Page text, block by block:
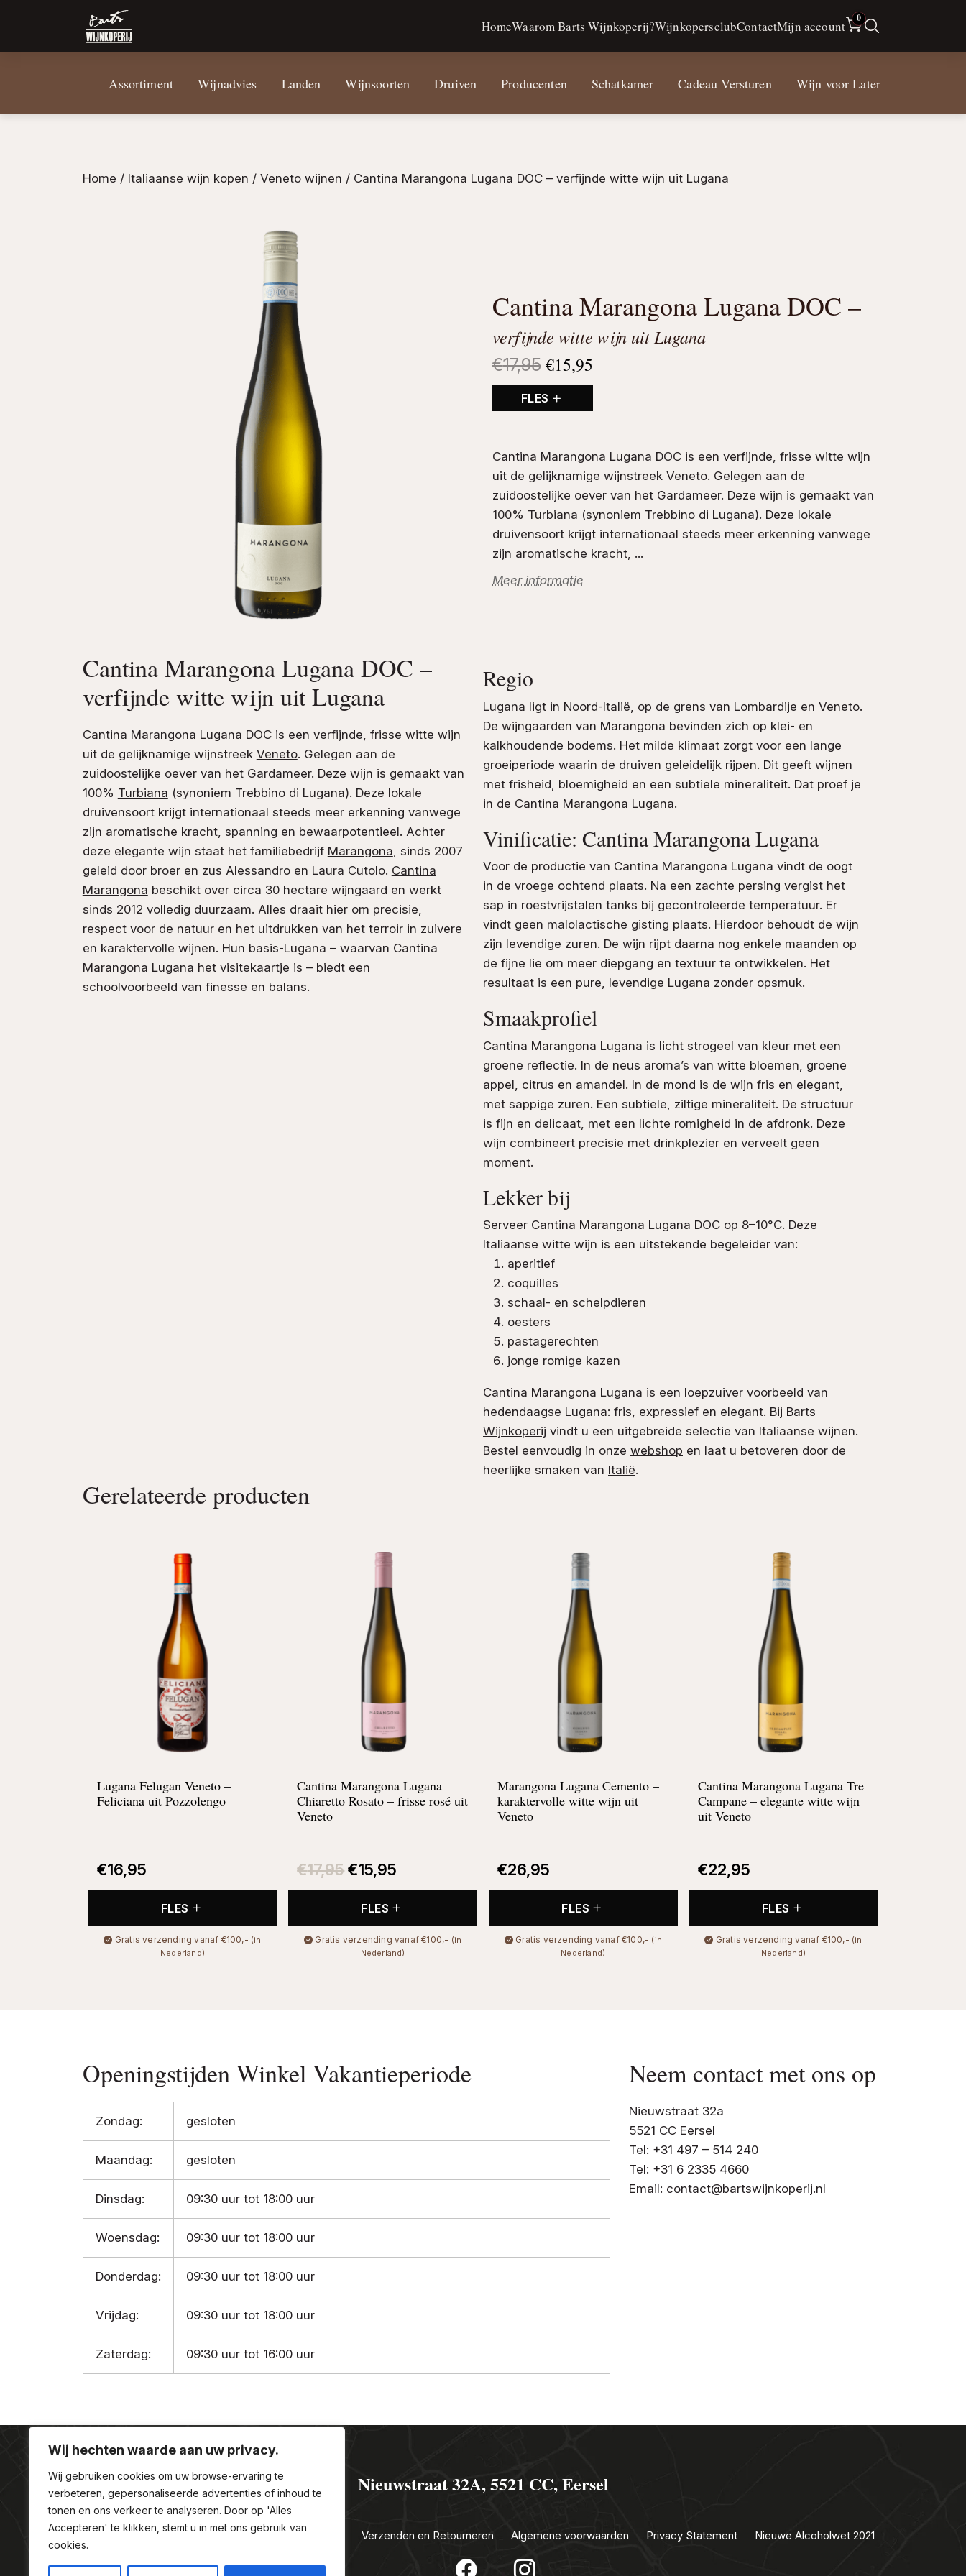
Wij hechten waarde aan uw privacy.
Wij gebruiken cookies om uw browse-ervaring te
verbeteren, gepersonaliseerde advertenties of inhoud te
tonen en ons verkeer te analyseren. Door op 'Alles
Accepteren' te klikken, stemt u in met ons gebruik van
cookies.
HomeWaarom Barts Wijnkoperij?WijnkopersclubContactMijn account
0
Assortiment Wijnadvies Landen Wijnsoorten Druiven Producenten Schatkamer Cadeau Versturen Wijn voor Later
Home / Italiaanse wijn kopen / Veneto wijnen / Cantina Marangona Lugana DOC – verfijnde witte wijn uit Lugana
Cantina Marangona Lugana DOC –
verfijnde witte wijn uit Lugana
€17,95 Oorspronkelijke
prijs
was:
€15,95Huidige
prijs
is:
FLES
Cantina Marangona Lugana DOC is een verfijnde, frisse witte wijn
uit de gelijknamige wijnstreek Veneto. Gelegen aan de
zuidoostelijke oever van het Gardameer. Deze wijn is gemaakt van
100% Turbiana (synoniem Trebbino di Lugana). Deze lokale
druivensoort krijgt internationaal steeds meer erkenning vanwege
zijn aromatische kracht, ...
Meer informatie
Cantina Marangona Lugana DOC –
verfijnde witte wijn uit Lugana
Cantina Marangona Lugana DOC is een verfijnde, frisse witte wijn
uit de gelijknamige wijnstreek Veneto. Gelegen aan de
zuidoostelijke oever van het Gardameer. Deze wijn is gemaakt van
100% Turbiana (synoniem Trebbino di Lugana). Deze lokale
druivensoort krijgt internationaal steeds meer erkenning vanwege
zijn aromatische kracht, spanning en bewaarpotentieel. Achter
deze elegante wijn staat het familiebedrijf Marangona, sinds 2007
geleid door broer en zus Alessandro en Laura Cutolo. Cantina
Marangona beschikt over circa 30 hectare wijngaard en werkt
sinds 2012 volledig duurzaam. Alles draait hier om precisie,
respect voor de natuur en het uitdrukken van het terroir in zuivere
en karaktervolle wijnen. Hun basis-Lugana – waarvan Cantina
Marangona Lugana het visitekaartje is – biedt een
schoolvoorbeeld van finesse en balans.
Regio
Lugana ligt in Noord-Italië, op de grens van Lombardije en Veneto.
De wijngaarden van Marangona bevinden zich op klei- en
kalkhoudende bodems. Het milde klimaat zorgt voor een lange
groeiperiode waarin de druiven geleidelijk rijpen. Dit geeft wijnen
met frisheid, bloemigheid en een subtiele mineraliteit. Dat proef je
in de Cantina Marangona Lugana.
Vinificatie: Cantina Marangona Lugana
Voor de productie van Cantina Marangona Lugana vindt de oogt
in de vroege ochtend plaats. Na een zachte persing vergist het
sap in roestvrijstalen tanks bij gecontroleerde temperatuur. Er
vindt geen malolactische gisting plaats. Hierdoor behoudt de wijn
zijn levendige zuren. De wijn rijpt daarna nog enkele maanden op
de fijne lie om meer diepgang en textuur te ontwikkelen. Het
resultaat is een pure, levendige Lugana zonder opsmuk.
Smaakprofiel
Cantina Marangona Lugana is licht strogeel van kleur met een
groene reflectie. In de neus aroma’s van witte bloemen, groene
appel, citrus en amandel. In de mond is de wijn fris en elegant,
met sappige zuren. Een subtiele, ziltige mineraliteit. De structuur
is fijn en delicaat, met een lichte romigheid in de afdronk. Deze
wijn combineert precisie met drinkplezier en verveelt geen
moment.
Lekker bij
Serveer Cantina Marangona Lugana DOC op 8–10°C. Deze
Italiaanse witte wijn is een uitstekende begeleider van:
aperitief
coquilles
schaal- en schelpdieren
oesters
pastagerechten
jonge romige kazen
Cantina Marangona Lugana is een loepzuiver voorbeeld van
hedendaagse Lugana: fris, expressief en elegant. Bij Barts
Wijnkoperij vindt u een uitgebreide selectie van Italiaanse wijnen.
Bestel eenvoudig in onze webshop en laat u betoveren door de
heerlijke smaken van Italië.
Gerelateerde producten
Lugana Felugan Veneto –
Feliciana uit Pozzolengo
€16,95
FLES
Gratis verzending vanaf €100,- (in
Nederland)
Cantina Marangona Lugana
Chiaretto Rosato –frisse rosé uit
Veneto
€17,95 was:
€15,95
FLES
Gratis verzending vanaf €100,- (in
Nederland)
Marangona Lugana Cemento –
karaktervolle witte wijn uit
Veneto
€26,95
FLES
Gratis verzending vanaf €100,- (in
Nederland)
Cantina Marangona Lugana Tre
Campane – elegante witte wijn
uit Veneto
€22,95
FLES
Gratis verzending vanaf €100,- (in
Nederland)
Openingstijden Winkel Vakantieperiode
Zondag: gesloten
Maandag: gesloten
Dinsdag: 09:30 uur tot 18:00 uur
Woensdag: 09:30 uur tot 18:00 uur
Donderdag: 09:30 uur tot 18:00 uur
Vrijdag: 09:30 uur tot 18:00 uur
Zaterdag: 09:30 uur tot 16:00 uur
Neem contact met ons op
Nieuwstraat 32a
5521 CC Eersel
Tel: +31 497 – 514 240
Tel: +31 6 2335 4660
Email: contact@bartswijnkoperij.nl
Nieuwstraat 32A, 5521 CC, Eersel
Contact Klantenservice Barts Wijnkopersclub Verzenden en Retourneren Algemene voorwaarden Privacy Statement Nieuwe Alcoholwet 2021